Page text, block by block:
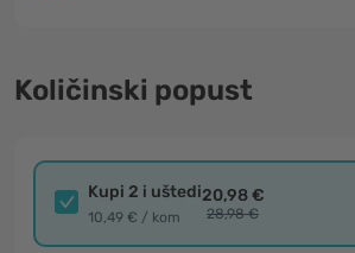
Količinski popust
Kupi 2 i uštedi
10,49 € / kom
20,98 €
28,98 €